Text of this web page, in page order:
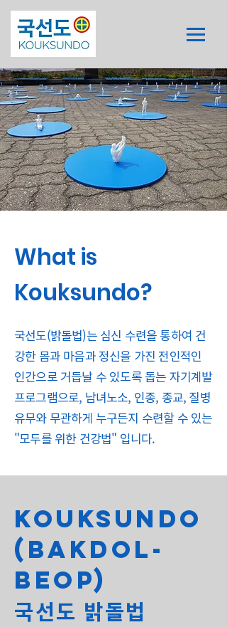
What is
Kouksundo?
국선도(밝돌법)는 심신 수련을 통하여 건
강한 몸과 마음과 정신을 가진 전인적인
인간으로 거듭날 수 있도록 돕는 자기계발
프로그램으로, 남녀노소, 인종, 종교, 질병
유무와 무관하게 누구든지 수련할 수 있는
"모두를 위한 건강법" 입니다.
kouksundo
(Bakdol-
beop)
국선도 밝돌법